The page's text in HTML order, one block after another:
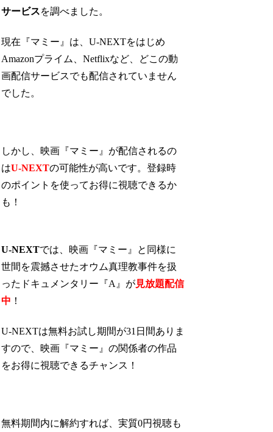
サービスを調べました。
現在『マミー』は、U-NEXTをはじめ
Amazonプライム、Netflixなど、どこの動
画配信サービスでも配信されていません
でした。
しかし、映画『マミー』が配信されるの
はU-NEXTの可能性が高いです。登録時
のポイントを使ってお得に視聴できるか
も！
U-NEXTでは、映画『マミー』と同様に
世間を震撼させたオウム真理教事件を扱
ったドキュメンタリー『A』が見放題配信
中 ！
U-NEXTは無料お試し期間が31日間ありま
すので、映画『マミー』の関係者の作品
をお得に視聴できるチャンス！
無料期間内に解約すれば、実質0円視聴も